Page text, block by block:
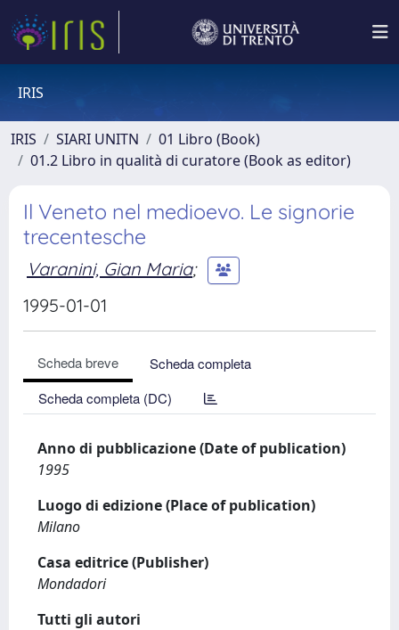
IRIS
IRIS SIARI UNITN
01 Libro (Book)
01.2 Libro in qualità di curatore (Book as editor)
Il Veneto nel medioevo. Le signorie
trecentesche
Varanini, Gian Maria;
1995-01-01
Scheda breve
Scheda completa
Scheda completa (DC)
Anno di pubblicazione (Date of publication)
1995
Luogo di edizione (Place of publication)
Milano
Casa editrice (Publisher)
Mondadori
Tutti gli autori